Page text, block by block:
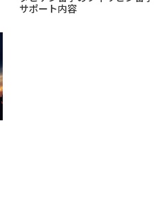
サポート内容